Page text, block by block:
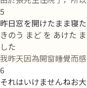
5
昨日窓を開けたまま寝
きのう まど を あけた
した
我昨天因為開窗睡覺而感
6
それはいけませんねお